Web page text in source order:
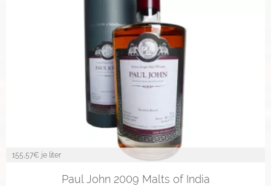
155,57€ je liter
Paul John 2009 Malts of India